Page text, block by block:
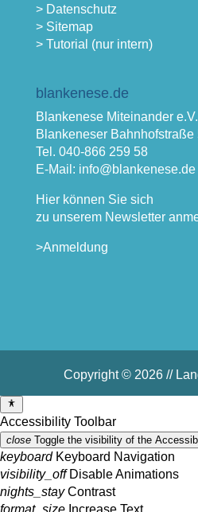
> Datenschutz
> Sitemap
> Tutorial (nur intern)
blankenese.de
Blankenese Miteinander e.V.
Blankeneser Bahnhofstraße
Tel. 040-866 259 58
E-Mail: info@blankenese.de
Hier können Sie sich
zu unserem Newsletter
>Anmeldung
Copyright © 2026 //
Accessibility Toolbar
close Toggle the visibility of the
keyboard Keyboard Navigation
visibility_off Disable Animations
nights_stay Contrast